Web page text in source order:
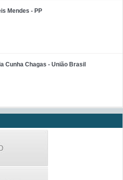
Mendes - PP
Cunha Chagas - União Brasil